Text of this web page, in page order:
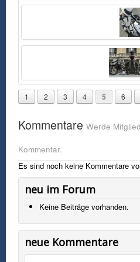
Sexy Mädel mit Tattoo auf den
Kawasaki ZX-6R
1 2 3 4 5 6
Kommentare Werde
Kommentar.
Es sind noch keine Kommentare
neu im Forum
Keine Beiträge vorhanden.
neue Kommentare